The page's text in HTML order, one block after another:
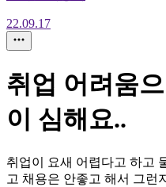
22.09.17
취업 어려움
이 심해요..
취업이 요새 어렵다고 하고
고 채용은 안좋고 해서 그런